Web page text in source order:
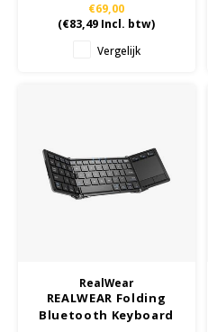
€69,00
(€83,49 Incl. btw)
Vergelijk
RealWear
REALWEAR Folding
Bluetooth Keyboard